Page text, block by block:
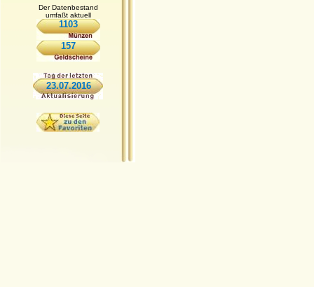
Der Datenbestand
umfaßt aktuell
1103
157
23.07.2016